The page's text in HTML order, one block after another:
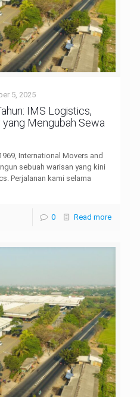
5, 2025
IMS Logistics,
Mengubah Sewa
International Movers and
sebuah warisan yang kini
Perjalanan kami selama
0 Read more